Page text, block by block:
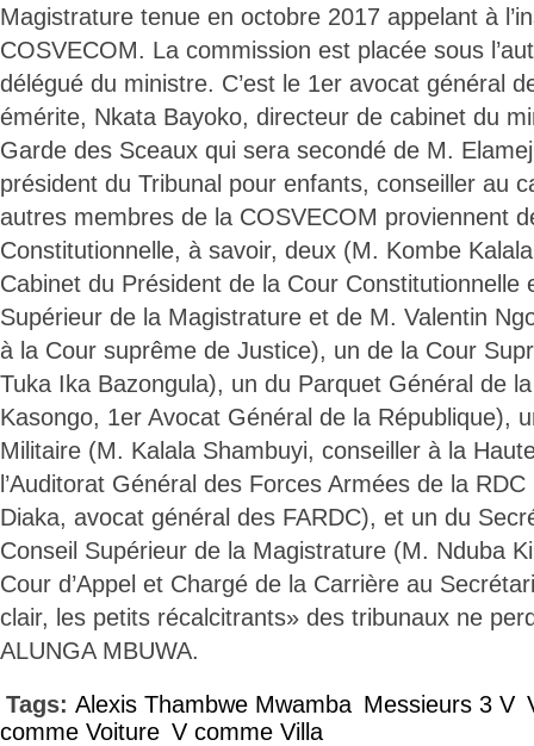
Magistrature tenue en octobre 2017 appelant à
COSVECOM. La commission est placée sous
délégué du ministre. C’est le 1er avocat général
émérite, Nkata Bayoko, directeur de cabinet du
Garde des Sceaux qui sera secondé de M.
président du Tribunal pour enfants, conseiller au
autres membres de la COSVECOM proviennent
Constitutionnelle, à savoir, deux (M. Kombe
Cabinet du Président de la Cour Constitutionnelle
Supérieur de la Magistrature et de M. Valentin
à la Cour suprême de Justice), un de la Cour
Tuka Ika Bazongula), un du Parquet Général de
Kasongo, 1er Avocat Général de la République),
Militaire (M. Kalala Shambuyi, conseiller à la
l’Auditorat Général des Forces Armées de la
Diaka, avocat général des FARDC), et un du
Conseil Supérieur de la Magistrature (M. Nduba
Cour d’Appel et Chargé de la Carrière au
clair, les petits récalcitrants» des tribunaux ne
ALUNGA MBUWA.
Tags: Alexis Thambwe Mwamba Messieurs 3 V
comme Voiture V comme Villa